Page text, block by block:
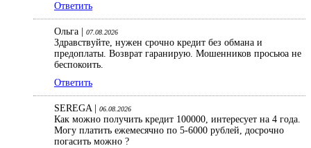
Ответить
Ольга | 07.08.2026
Здравствуйте, нужен срочно кредит без обмана и
предоплаты. Возврат гаранирую. Мошенников просьюа не
беспокоить.
Ответить
SEREGA | 06.08.2026
Как можно получить кредит 100000, интересует на 4 года.
Могу платить ежемесячно по 5-6000 рублей, досрочно
погасить можно ?